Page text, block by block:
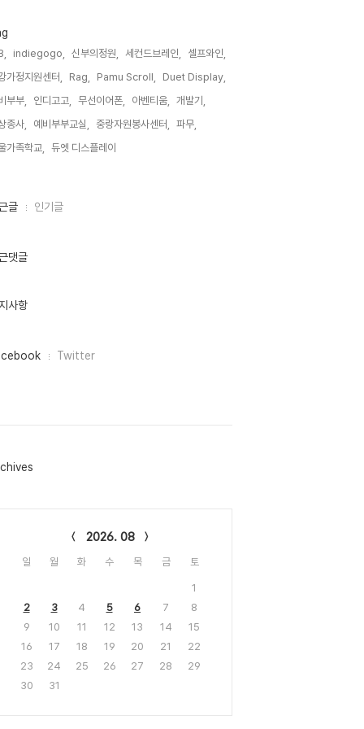
indiegogo, 신부의정원, 세컨드브레인,
셀프와인,
가정지원센터,
Rag, Pamu Scroll,
Duet Display,
부부,
인디고고, 무선이어폰, 아벤티움,
개발기,
종사,
예비부부교실, 중랑자원봉사센터,
파무,
가족학교,
듀엣 디스플레이,
글 인기글
댓글
사항
Twitter
2026. 08
일 월 화 수 목 금 토
1
2
3 4 5 6 7
8
9
10 11 12 13 14
15
16
17 18 19 20 21
22
23
24 25 26 27 28
29
30
31